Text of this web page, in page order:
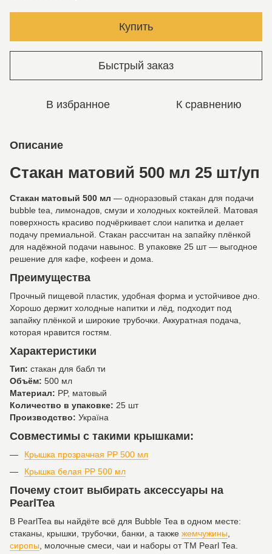
Купить
Быстрый заказ
В избранное К сравнению
Описание
Стакан матовий 500 мл 25 шт/уп
Стакан матовый 500 мл — одноразовый стакан для подачи
bubble tea, лимонадов, смузи и холодных коктейлей. Матовая
поверхность красиво подчёркивает слои напитка и делает
подачу премиальной. Стакан рассчитан на запайку плёнкой
для надёжной подачи навынос. В упаковке 25 шт — выгодное
решение для кафе, кофеен и дома.
Преимущества
Прочный пищевой пластик, удобная форма и устойчивое дно.
Хорошо держит холодные напитки и лёд, подходит под
запайку плёнкой и широкие трубочки. Аккуратная подача,
которая нравится гостям.
Характеристики
Тип: стакан для бабл ти
Объём: 500 мл
Материал: PP, матовый
Количество в упаковке: 25 шт
Производство: Україна
Совместимы с такими крышками:
Крышка прозрачная PP 500 мл
Крышка белая PP 500 мл
Почему стоит выбирать аксессуары на
PearlTea
В PearlTea вы найдёте всё для Bubble Tea в одном месте:
стаканы, крышки, трубочки, банки, а также жемчужины
сиропы , молочные смеси, чаи и наборы от ТМ Pearl Tea.